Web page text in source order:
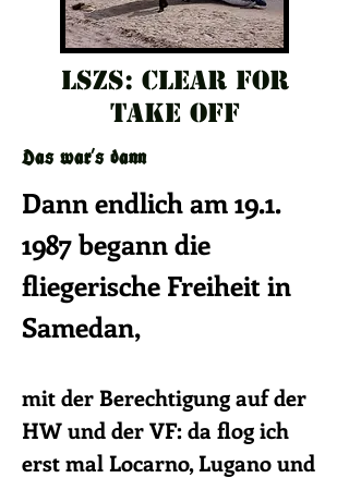
LSZS: Clear for
take off
Das war's dann
Dann endlich am19.1.
1987begann die
fliegerische Freiheit in
Samedan,
mit der Berechtigung auf der
HW und der VF: da flog ich
erst mal Locarno, Lugano und